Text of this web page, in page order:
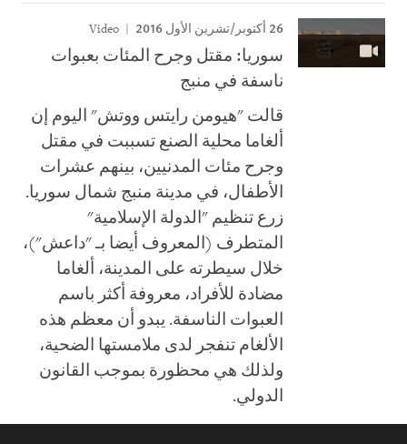
26 أكتوبر/تشرين الأول 2016
سوريا: مقتل وجرح المئات بعبوات
ناسفة في منبج
قالت "هيومن رايتس ووتش" اليوم إن
ألغاما محلية الصنع تسببت في مقتل
وجرح مئات المدنيين، بينهم عشرات
الأطفال، في مدينة منبج شمال سوريا.
زرع تنظيم "الدولة الإسلامية"
المتطرف (المعروف أيضا بـ "داعش")،
خلال سيطرته على المدينة، ألغاما
مضادة للأفراد، معروفة أكثر باسم
العبوات الناسفة. يبدو أن معظم هذه
الألغام تنفجر لدى ملامستها الضحية،
ولذلك هي محظورة بموجب القانون
الدولي.